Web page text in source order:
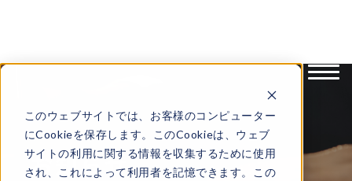
このウェブサイトでは、お客様のコンピューター
にCookieを保存します。このCookieは、ウェブ
サイトの利用に関する情報を収集するために使用
され、これによって利用者を記憶できます。この
お知らせ